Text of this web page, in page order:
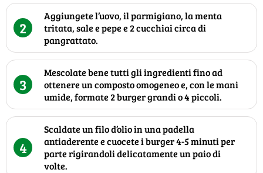
2
Aggiungete l’uovo, il parmigiano, la menta
tritata, sale e pepe e 2 cucchiai circa di
pangrattato.
3
Mescolate bene tutti gli ingredienti fino ad
ottenere un composto omogeneo e, con le mani
umide, formate 2 burger grandi o 4 piccoli.
4
Scaldate un filo d’olio in una padella
antiaderente e cuocete i burger 4-5 minuti per
parte rigirandoli delicatamente un paio di
volte.